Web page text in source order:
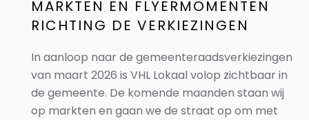
MARKTEN EN FLYERMOMENTEN
RICHTING DE VERKIEZINGEN
In aanloop naar de gemeenteraadsverkiezingen
van maart 2026 is VHL Lokaal volop zichtbaar in
de gemeente. De komende maanden staan wij
op markten en gaan we de straat op om met